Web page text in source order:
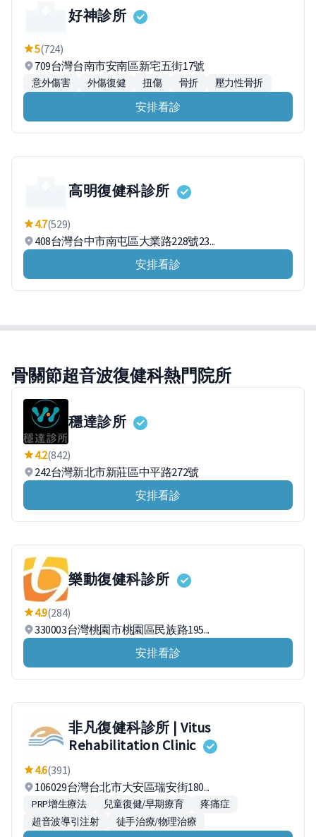
好神診所
5(724)
709台灣台南市安南區新宅五街17號
意外傷害 外傷復健 扭傷 骨折 壓力性骨折
安排看診
高明復健科診所
4.7(529)
408台灣台中市南屯區大業路228號23...
安排看診
骨關節超音波復健科熱門院所
穩達診所
4.2(842)
242台灣新北市新莊區中平路272號
安排看診
樂動復健科診所
4.9(284)
330003台灣桃園市桃園區民族路195...
安排看診
非凡復健科診所 | Vitus
Rehabilitation Clinic
4.6(391)
106029台灣台北市大安區瑞安街180...
PRP增生療法 兒童復健/早期療育
疼痛症
超音波導引注射
徒手治療/物理治療